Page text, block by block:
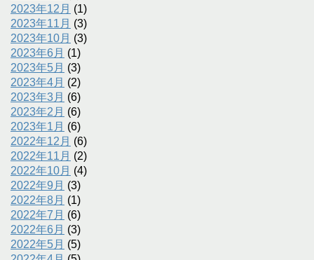
2023年12月 (1)
2023年11月 (3)
2023年10月 (3)
2023年6月 (1)
2023年5月 (3)
2023年4月 (2)
2023年3月 (6)
2023年2月 (6)
2023年1月 (6)
2022年12月 (6)
2022年11月 (2)
2022年10月 (4)
2022年9月 (3)
2022年8月 (1)
2022年7月 (6)
2022年6月 (3)
2022年5月 (5)